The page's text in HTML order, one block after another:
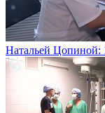
Натальей Цопиной: